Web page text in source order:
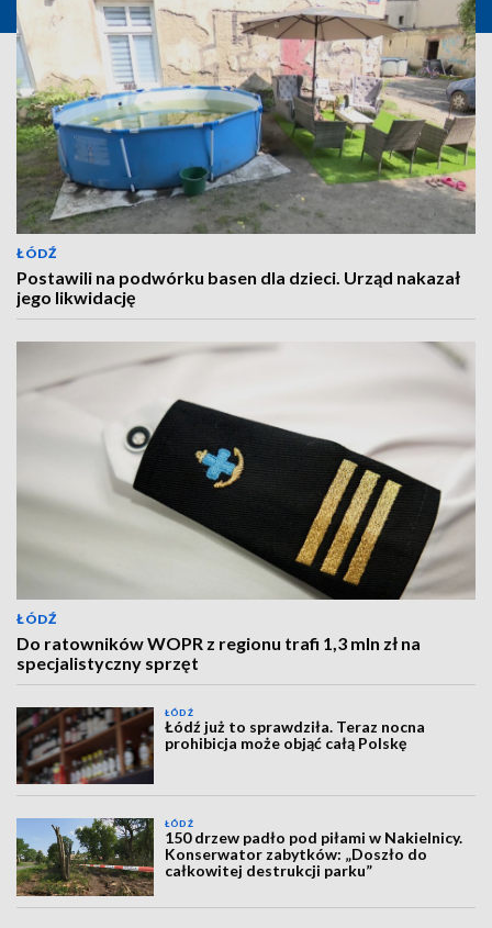
ŁÓDŹ
Postawili na podwórku basen dla dzieci. Urząd nakazał
jego likwidację
ŁÓDŹ
Do ratowników WOPR z regionu trafi 1,3 mln zł na
specjalistyczny sprzęt
ŁÓDŹ
Łódź już to sprawdziła. Teraz nocna
prohibicja może objąć całą Polskę
ŁÓDŹ
150 drzew padło pod piłami w Nakielnicy.
Konserwator zabytków: „Doszło do
całkowitej destrukcji parku”